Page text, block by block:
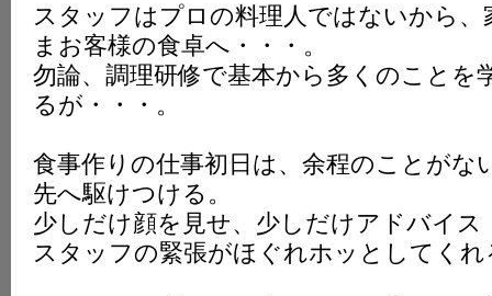
スタッフはプロの料理人ではないから、
まお客様の食卓へ・・・。
勿論、調理研修で基本から多くのことを
るが・・・。
食事作りの仕事初日は、余程のことがな
先へ駆けつける。
少しだけ顔を見せ、少しだけアドバイス
スタッフの緊張がほぐれホッとしてくれ